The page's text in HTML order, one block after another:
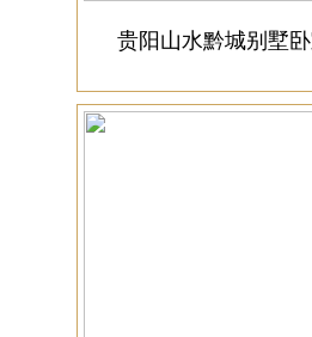
贵阳山水黔城别墅